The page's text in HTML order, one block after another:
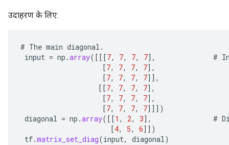
उदाहरण के लिए:
# The main diagonal .
input = np .array( [[[7, 7, 7, 7] , #
[7, 7, 7, 7] ,
[7, 7, 7, 7]] ,
[[7, 7, 7, 7] ,
[7, 7, 7, 7] ,
[7, 7, 7, 7]]] )
diagonal = np .array( [[1 , 2, 3] , #
[4, 5, 6]] )
tf.matrix_set_diag(input, diagonal)